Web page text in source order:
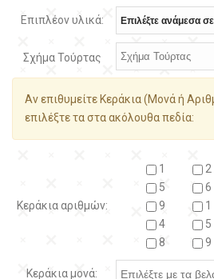
Επιπλέον υλικά:
Σχήμα Τούρτας
Αν επιθυμείτε Κεράκια (Μονά ή
επιλέξτε τα στα ακόλουθα πεδία:
Κεράκια αριθμών:
1 2
5
6
9
1
4
5
8
9
Κεράκια μονά: